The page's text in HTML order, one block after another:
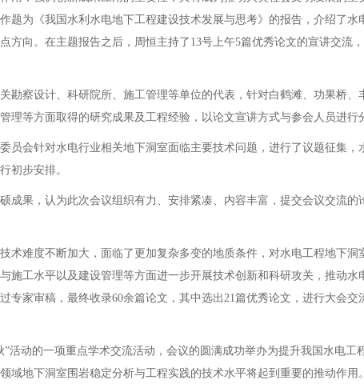
题为《我国水利水电地下工程建设技术发展与思考》的报告，介绍了
方向。在主题报告之后，周恒主持了13号上午5篇优秀论文的宣讲交流
勘察设计、科研院所、施工管理等单位的代表，针对白鹤滩、功果桥
等方面取得的研究成果及工程经验，以论文宣讲方式与参会人员进行
员会针对水电行业相关地下洞室面临主要技术问题，进行了议题征集
初步安排。
成果，认为此次会议组织有力、安排紧凑、内容丰富，提交会议交流的
术难度不断加大，面临了更加复杂多变的地质条件，对水电工程地下
施工水平以及建设管理等方面进一步开展技术创新和科研攻关，推动
专家审稿，最终收录60余篇论文，其中选出21篇优秀论文，进行大会
”活动的一项重点学术交流活动，会议的圆满成功举办为提升我国水电
地下洞室围岩稳定分析与工程实践的技术水平将起到重要的推动作用。